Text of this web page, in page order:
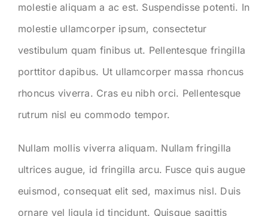
molestie aliquam a ac est. Suspendisse potenti. In
molestie ullamcorper ipsum, consectetur
vestibulum quam finibus ut. Pellentesque fringilla
porttitor dapibus. Ut ullamcorper massa rhoncus
rhoncus viverra. Cras eu nibh orci. Pellentesque
rutrum nisl eu commodo tempor.
Nullam mollis viverra aliquam. Nullam fringilla
ultrices augue, id fringilla arcu. Fusce quis augue
euismod, consequat elit sed, maximus nisl. Duis
ornare vel ligula id tincidunt. Quisque sagittis